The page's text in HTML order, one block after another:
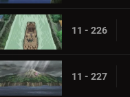
11 - 226
11 - 227